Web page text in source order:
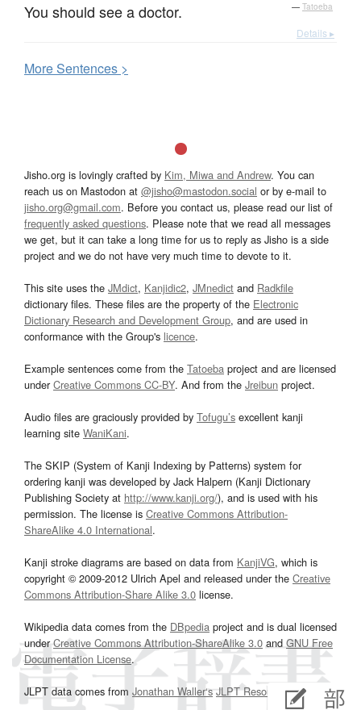
You should see a doctor. — Tatoeba
Details ▸
MoreSentences >
Jisho.org is lovingly crafted by Kim, Miwa and Andrew. You can
reach us on Mastodon at @jisho@mastodon.social or by e-mail to
jisho.org@gmail.com. Before you contact us, please read our list of
frequently asked questions. Please note that we read all messages
we get, but it can take a long time for us to reply as Jisho is a side
project and we do not have very much time to devote to it.
This site uses the JMdict, Kanjidic2, JMnedict and Radkfile
dictionary files. These files are the property of the Electronic
Dictionary Research and Development Group, and are used in
conformance with the Group's licence.
Example sentences come from the Tatoeba project and are licensed
underCreative Commons CC-BY. And from the Jreibun project.
Audio files are graciously provided by Tofugu’s excellent kanji
learning site WaniKani.
The SKIP (System of Kanji Indexing by Patterns) system for
ordering kanji was developed by Jack Halpern (Kanji Dictionary
Publishing Society at http://www.kanji.org/), and is used with his
permission. The license is Creative Commons Attribution-
ShareAlike 4.0 International.
Kanji stroke diagrams are based on data from KanjiVG, which is
copyright © 2009-2012 Ulrich Apel and released under the Creative
Commons Attribution-Share Alike 3.0 license.
Wikipedia data comes from the DBpedia project and is dual licensed
underCreative Commons Attribution-ShareAlike 3.0and GNU Free
Documentation License.
JLPT data comes from Jonathan Waller‘s JLPT Resourcespage.